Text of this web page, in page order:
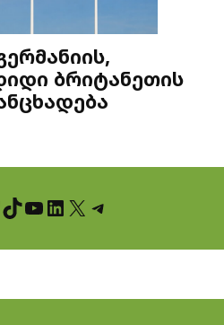
ბრიტანეთის
TikTok YouTube LinkedIn X Telegram